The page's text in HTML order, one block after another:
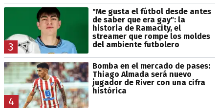
3
"Me gusta el fútbol desde antes
de saber que era gay": la
historia de Ramacity, el
streamer que rompe los moldes
del ambiente futbolero
4
Bomba en el mercado de pases:
Thiago Almada será nuevo
jugador de River con una cifra
histórica